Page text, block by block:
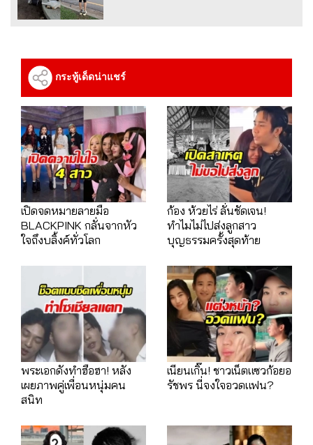
กระทู้เด็ดน่าแชร์
เปิดจดหมายลายมือ
BLACKPINK กลั่นจากหัว
ใจถึงบลิ้งค์ทั่วโลก
ก้อง ห้วยไร่ ลั่นชัดเจน!
ทำไมไม่ไปส่งลูกสาว
บุญธรรมครั้งสุดท้าย
พระเอกดังทำฮือฮา! หลัง
เผยภาพคู่เพื่อนหนุ่มคน
สนิท
เนียนเกิ๊น! ชาวเน็ตแซวก้อยอ
รัชพร นี่จงใจอวดแฟน?